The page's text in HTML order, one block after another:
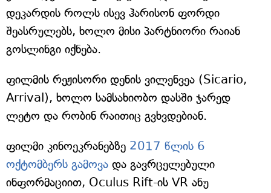
დეკარდის როლს ისევ ჰარისონ ფორდი
შეასრულებს, ხოლო მისი პარტნიორი რაიან
გოსლინგი იქნება.
ფილმის რეჟისორი დენის ვილენვეა (Sicario,
Arrival), ხოლო სამსახიობო დასში ჯარედ
ლეტო და რობინ რაითიც გვხვდებიან.
ფილმი კინოეკრანებზე 2017 წლის 6
ოქტომბერს გამოვა და გავრცელებული
ინფორმაციით, Oculus Rift-ის VR ანუ